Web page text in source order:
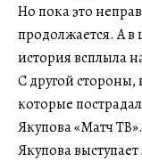
Но пока это
продолжается. А в
история всплыла
С другой стороны,
которые
Якупова «Матч ТВ».
Якупова выступает